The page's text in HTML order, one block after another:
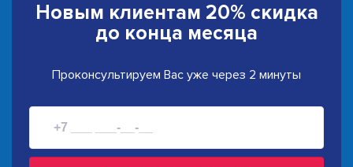
Новым клиентам 20% скидка
до конца месяца
Проконсультируем Вас уже через 2 минуты